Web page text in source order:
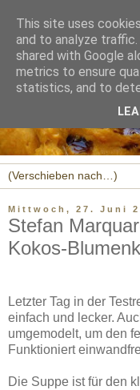
Mittwoch, 27. Juni
Stefan
Kokos-
Letzter Tag in der
einfach und lecker.
umgemodelt, um den
Funktioniert
Die Suppe ist für den
This site uses
and to analyze traffic.
shared with Google
metrics to ensure
statistics, and to